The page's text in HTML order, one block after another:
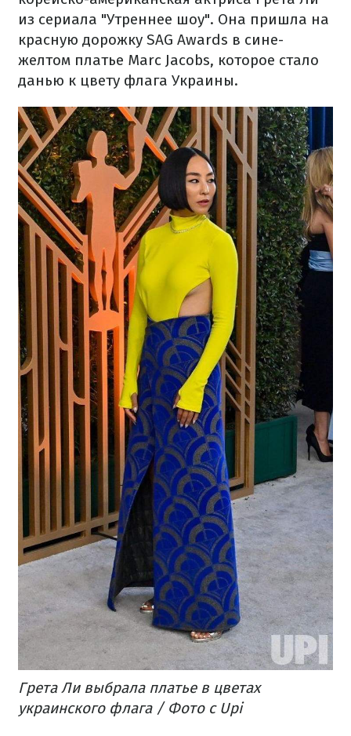
из сериала "Утреннее шоу". Она пришла на
красную дорожку SAG Awards в сине-
желтом платье Marc Jacobs, которое стало
данью к цвету флага Украины.
Грета Ли выбрала платье в цветах
украинского флага / Фото с Upi